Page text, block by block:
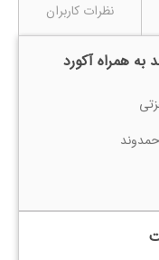
نظرات کاربران
به همراه آکورد